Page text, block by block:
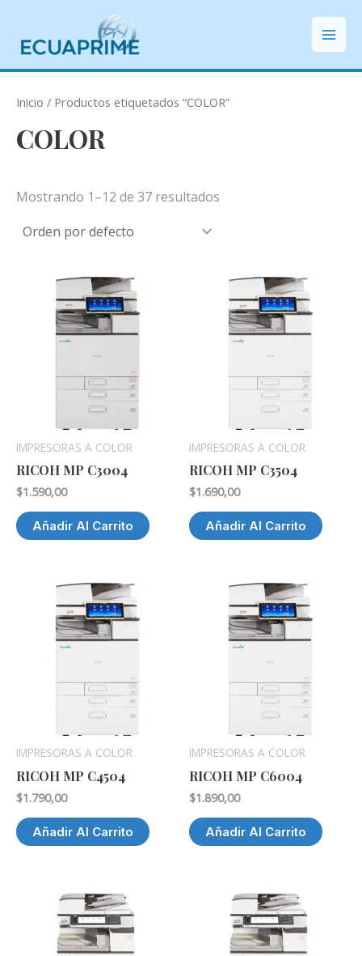
contenido
Inicio / Productos etiquetados “COLOR”
COLOR
Mostrando 1–12 de 37 resultados
IMPRESORAS A COLOR
RICOH MP C3004
$1.590,00
Añadir Al Carrito
IMPRESORAS A COLOR
RICOH MP C3504
$1.690,00
Añadir Al Carrito
IMPRESORAS A COLOR
RICOH MP C4504
$1.790,00
Añadir Al Carrito
IMPRESORAS A COLOR
RICOH MP C6004
$1.890,00
Añadir Al Carrito